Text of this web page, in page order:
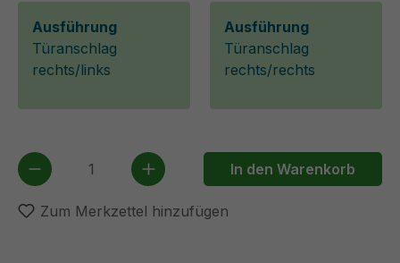
Ausführung
Türanschlag
rechts/links
Ausführung
Türanschlag
rechts/rechts
Produkt Anzahl: Gib den gewünschten
In den Warenkorb
Zum Merkzettel hinzufügen